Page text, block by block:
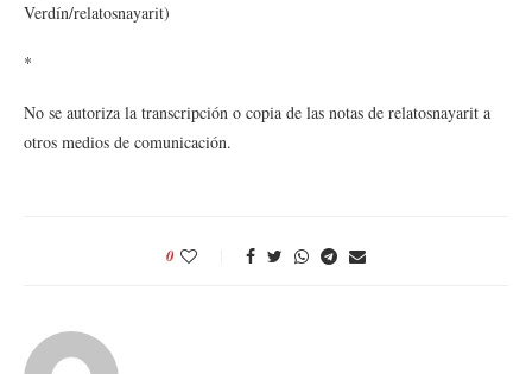
Verdín/relatosnayarit)
*
No se autoriza la transcripción o copia de las notas de relatosnayarit a
otros medios de comunicación.
0